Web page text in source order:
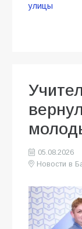
улицы
05.08.2026
Новости в